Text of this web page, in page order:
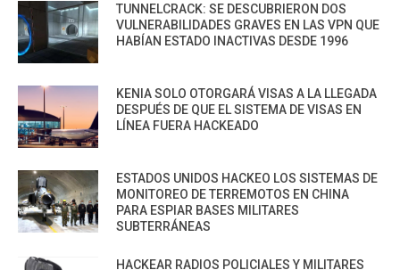
TUNNELCRACK: SE DESCUBRIERON DOS
VULNERABILIDADES GRAVES EN LAS VPN QUE
HABÍAN ESTADO INACTIVAS DESDE 1996
KENIA SOLO OTORGARÁ VISAS A LA LLEGADA
DESPUÉS DE QUE EL SISTEMA DE VISAS EN
LÍNEA FUERA HACKEADO
ESTADOS UNIDOS HACKEO LOS SISTEMAS DE
MONITOREO DE TERREMOTOS EN CHINA
PARA ESPIAR BASES MILITARES
SUBTERRÁNEAS
HACKEAR RADIOS POLICIALES Y MILITARES